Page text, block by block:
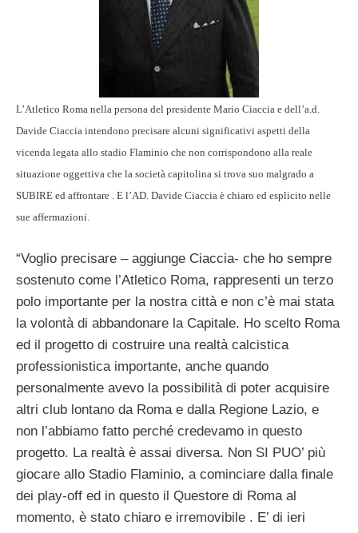
L’Atletico Roma nella persona del presidente Mario Ciaccia e dell’a.d.
Davide Ciaccia intendono precisare alcuni significativi aspetti della
vicenda legata allo stadio Flaminio che non corrispondono alla reale
situazione oggettiva che la società capitolina si trova suo malgrado a
SUBIRE ed affrontare . E l’AD. Davide Ciaccia è chiaro ed esplicito nelle
sue affermazioni.
“Voglio precisare – aggiunge Ciaccia- che ho sempre
sostenuto come l’Atletico Roma, rappresenti un terzo
polo importante per la nostra città e non c’è mai stata
la volontà di abbandonare la Capitale. Ho scelto Roma
ed il progetto di costruire una realtà calcistica
professionistica importante, anche quando
personalmente avevo la possibilità di poter acquisire
altri club lontano da Roma e dalla Regione Lazio, e
non l’abbiamo fatto perché credevamo in questo
progetto. La realtà è assai diversa. Non SI PUO’ più
giocare allo Stadio Flaminio, a cominciare dalla finale
dei play-off ed in questo il Questore di Roma al
momento, è stato chiaro e irremovibile . E’ di ieri